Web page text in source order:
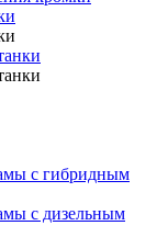
с гибридным
с дизельным